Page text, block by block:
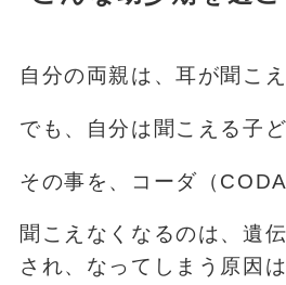
自分の両親は、耳が聞こえ
でも、自分は聞こえる子ど
その事を、コーダ（
聞こえなくなるのは、遺
され、なってしまう原因